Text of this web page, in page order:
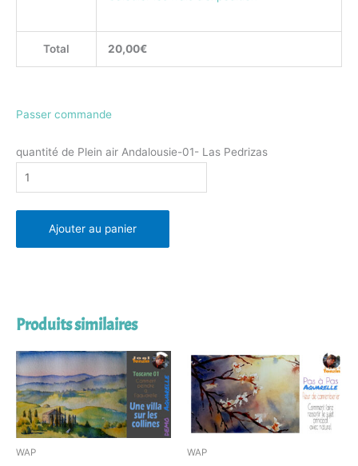
Total 20,00€
Passer commande
quantité de Plein air Andalousie-01- Las Pedrizas
Ajouter au panier
Produits similaires
WAP WAP